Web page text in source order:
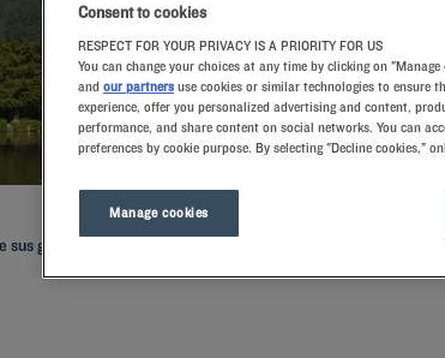
sus gentes y de su Fiesta de las Luces gracias a la perfecta
Consent to cookies
RESPECT FOR YOUR PRIVACY IS A PRIORITY FOR US
You can change your choices at any time by clicking on
and our partners use cookies or similar technologies to ensure
experience, offer you personalized advertising and content,
performance, and share content on social networks. You can
preferences by cookie purpose. By selecting "Decline cookies,"
Manage cookies